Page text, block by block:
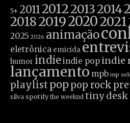
5+ 2011201220132014
2018201920202021
2025 2026 animação
eletrônica emicida
humor indieindie pop indie
lançamento mpb mp
playlist poppop rock
silva spotify the weeknd tiny desk